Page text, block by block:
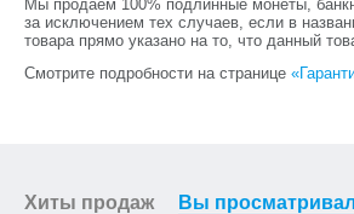
Мы продаем 100% подлинные монеты,
за исключением тех случаев, если в
товара прямо указано на то, что данный
Смотрите подробности на странице
Хиты продаж Вы